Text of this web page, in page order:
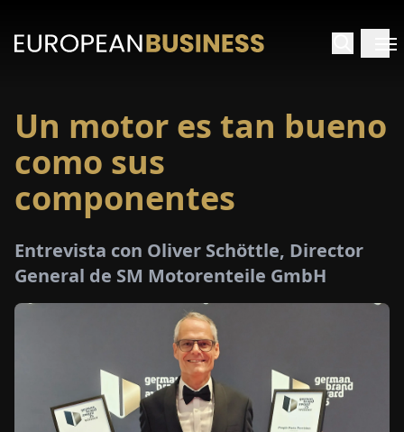
Un motor es tan bueno
como sus
componentes
Entrevista con Oliver Schöttle, Director
General de SM Motorenteile GmbH